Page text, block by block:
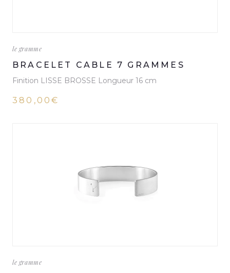
le gramme
BRACELET CABLE 7 GRAMMES
Finition LISSE BROSSE Longueur 16 cm
380,00€
le gramme